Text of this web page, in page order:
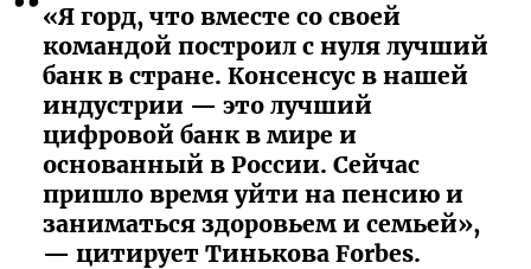
«Я горд, что вместе со своей
командой построил с нуля лучший
банк в стране. Консенсус в нашей
индустрии — это лучший
цифровой банк в мире и
основанный в России. Сейчас
пришло время уйти на пенсию и
заниматься здоровьем и семьей»,
— цитирует Тинькова Forbes.